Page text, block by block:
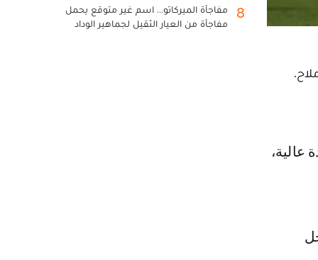
8
مفاجأة الميركاتو... اسم غير متوقع يحمل
مفاجأة من العيار الثقيل لجماهير الوداد